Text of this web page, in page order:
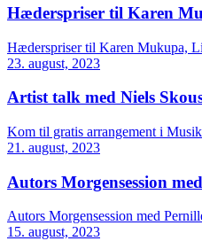
Hæderspriser til Karen
Hæderspriser til Karen Mukupa,
23. august, 2023
Artist talk med Niels
Kom til gratis arrangement i
21. august, 2023
Autors Morgensession
Autors Morgensession med
15. august, 2023